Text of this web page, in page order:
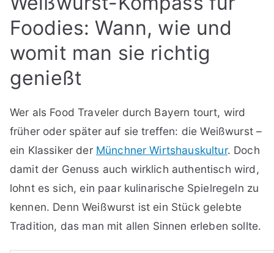
Foodies: Wann, wie und
womit man sie richtig
genießt
Wer als Food Traveler durch Bayern tourt, wird
früher oder später auf sie treffen: die Weißwurst –
ein Klassiker der Münchner Wirtshauskultur. Doch
damit der Genuss auch wirklich authentisch wird,
lohnt es sich, ein paar kulinarische Spielregeln zu
kennen. Denn Weißwurst ist ein Stück gelebte
Tradition, das man mit allen Sinnen erleben sollte.